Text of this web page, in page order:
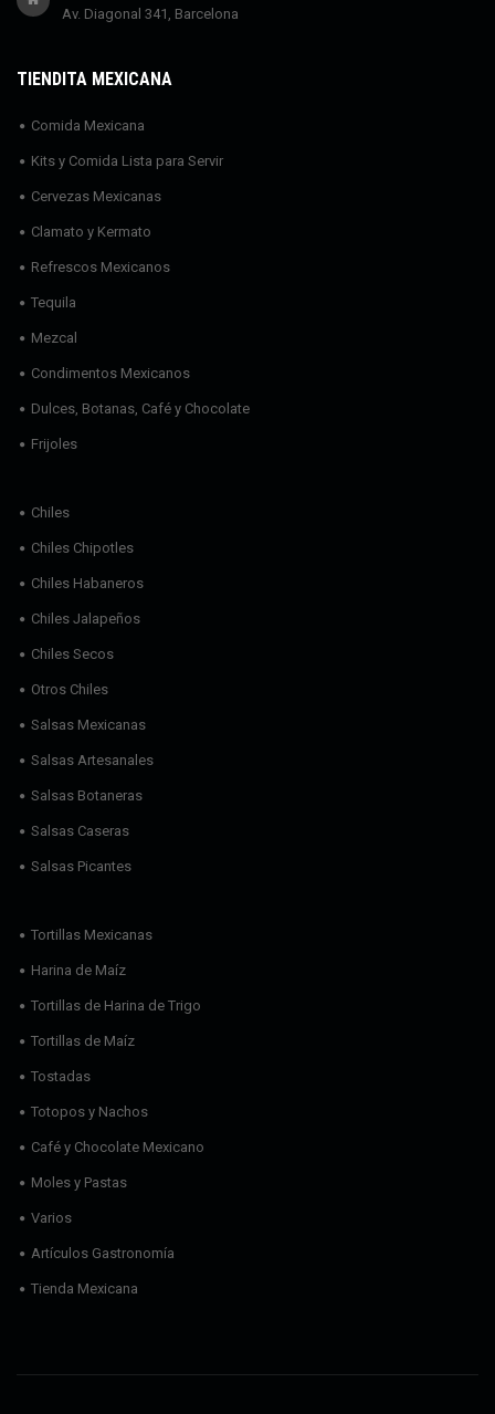
Av. Diagonal 341, Barcelona
TIENDITA MEXICANA
Comida Mexicana
Kits y Comida Lista para Servir
Cervezas Mexicanas
Clamato y Kermato
Refrescos Mexicanos
Tequila
Mezcal
Condimentos Mexicanos
Dulces, Botanas, Café y Chocolate
Frijoles
Chiles
Chiles Chipotles
Chiles Habaneros
Chiles Jalapeños
Chiles Secos
Otros Chiles
Salsas Mexicanas
Salsas Artesanales
Salsas Botaneras
Salsas Caseras
Salsas Picantes
Tortillas Mexicanas
Harina de Maíz
Tortillas de Harina de Trigo
Tortillas de Maíz
Tostadas
Totopos y Nachos
Café y Chocolate Mexicano
Moles y Pastas
Varios
Artículos Gastronomía
Tienda Mexicana